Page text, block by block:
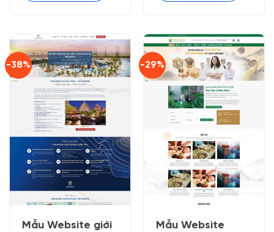
-38%
Mẫu Website giới
-29%
Mẫu Website